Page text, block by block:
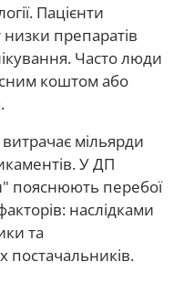
Пацієнти
препаратів
Часто люди
коштом або
мільярди
У ДП
пояснюють перебої
наслідками
та
постачальників.